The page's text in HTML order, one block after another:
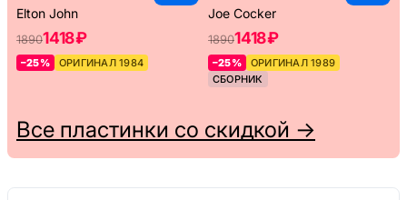
Elton John
18901418 ₽
–25% ОРИГИНАЛ 1984
Joe Cocker
18901418 ₽
–25%
ОРИГИНАЛ 1989
СБОРНИК
Все пластинки со скидкой →